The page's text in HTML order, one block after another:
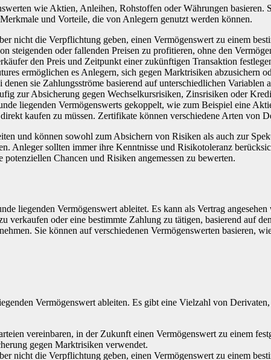
wie Aktien, Anleihen, Rohstoffen oder Währungen basieren.
und Vorteile, die von Anlegern genutzt werden können.
nicht die Verpflichtung geben, einen Vermögenswert zu einem
oder fallenden Preisen zu profitieren, ohne den
den Preis und Zeitpunkt einer zukünftigen Transaktion
ermöglichen es Anlegern, sich gegen Marktrisiken abzusichern
sie Zahlungsströme basierend auf unterschiedlichen
zur Absicherung gegen Wechselkursrisiken, Zinsrisiken oder
liegenden Vermögenswerts gekoppelt, wie zum Beispiel eine
kaufen zu müssen. Zertifikate können verschiedene Arten von
und können sowohl zum Absichern von Risiken als auch zur
Anleger sollten immer ihre Kenntnisse und Risikotoleranz
Chancen und Risiken angemessen zu bewerten.
liegenden Vermögenswert ableitet. Es kann als Vertrag
verkaufen oder eine bestimmte Zahlung zu tätigen, basierend auf
Sie können auf verschiedenen Vermögenswerten basieren,
Vermögenswert ableiten. Es gibt eine Vielzahl von
vereinbaren, in der Zukunft einen Vermögenswert zu einem
gegen Marktrisiken verwendet.
nicht die Verpflichtung geben, einen Vermögenswert zu einem